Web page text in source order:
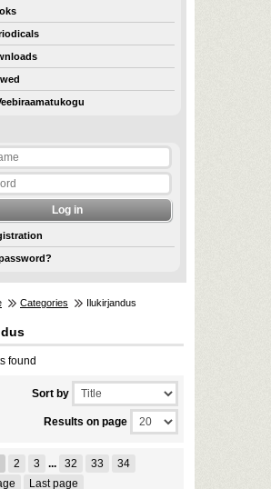
Categories Ilukirjandus
found
Sort by
Results on page
2 3 ... 32 33
34
Last page